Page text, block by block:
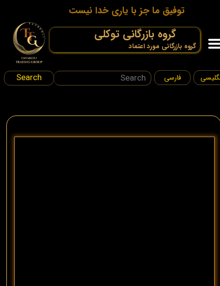
Search
.
گروه بازرگانی توکلی
گروه بازرگانی مورد اعتماد
فارسی
توفیق ما جز با یاری خدا نیست